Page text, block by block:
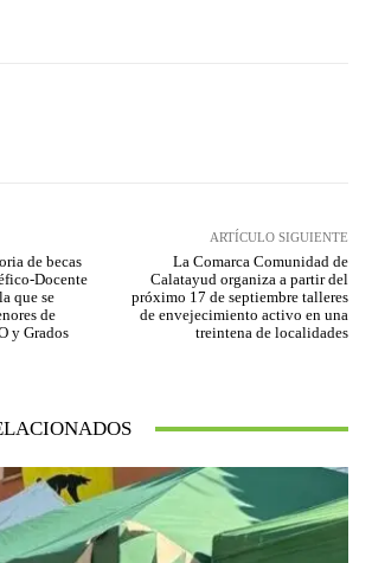
de becas
Docente
que se
de
y Grados
ARTÍCULO SIGUIENTE
La Comarca Comunidad de
Calatayud organiza a partir del
próximo 17 de septiembre talleres
de envejecimiento activo en una
treintena de localidades